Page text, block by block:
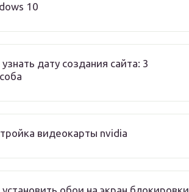
10
узнать дату создания сайта: 3
видеокарты nvidia